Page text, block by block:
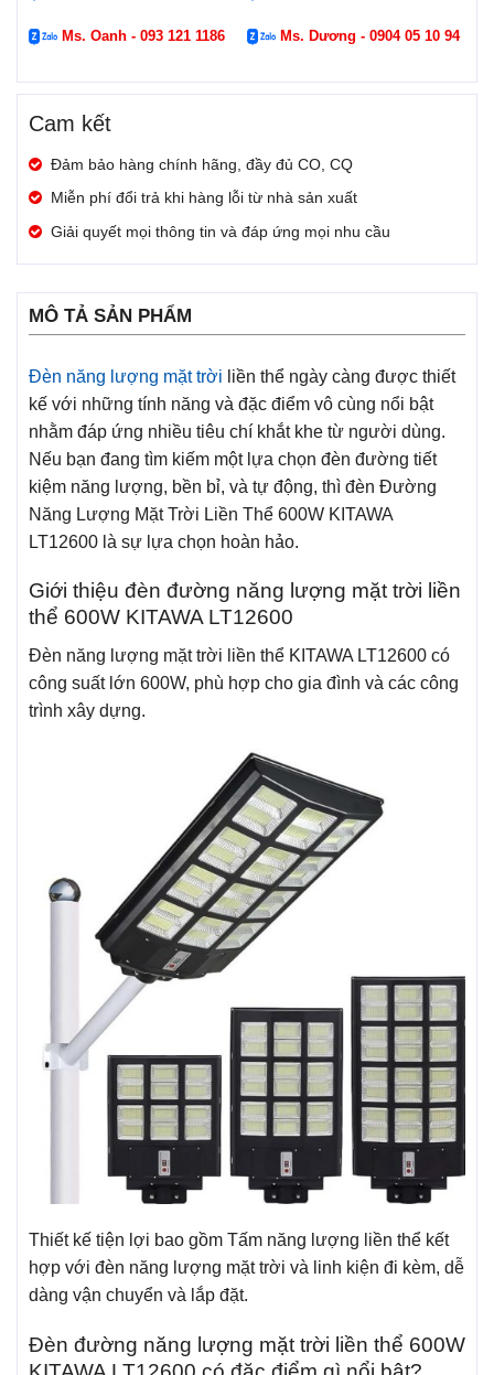
Ms. Oanh - 093 121 1186 Ms. Dương - 0904 05 10 94
Cam kết
Đảm bảo hàng chính hãng, đầy đủ CO, CQ
Miễn phí đổi trả khi hàng lỗi từ nhà sản xuất
Giải quyết mọi thông tin và đáp ứng mọi nhu cầu
MÔ TẢ SẢN PHẨM
Đèn năng lượng mặt trời liền thể ngày càng được thiết
kế với những tính năng và đặc điểm vô cùng nổi bật
nhằm đáp ứng nhiều tiêu chí khắt khe từ người dùng.
Nếu bạn đang tìm kiếm một lựa chọn đèn đường tiết
kiệm năng lượng, bền bỉ, và tự động, thì đèn Đường
Năng Lượng Mặt Trời Liền Thể 600W KITAWA
LT12600 là sự lựa chọn hoàn hảo.
Giới thiệu đèn đường năng lượng mặt trời liền
thể 600W KITAWA LT12600
Đèn năng lượng mặt trời liền thể KITAWA LT12600 có
công suất lớn 600W, phù hợp cho gia đình và các công
trình xây dựng.
Thiết kế tiện lợi bao gồm Tấm năng lượng liền thể kết
hợp với đèn năng lượng mặt trời và linh kiện đi kèm, dễ
dàng vận chuyển và lắp đặt.
Đèn đường năng lượng mặt trời liền thể 600W